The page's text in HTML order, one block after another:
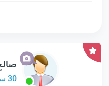
30 سنة من الجزائر